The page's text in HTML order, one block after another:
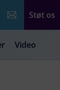
Støt os
Video